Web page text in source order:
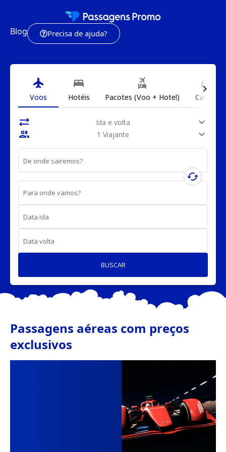
Blog Precisa de ajuda?
flight
Voos
bed
Hotéis
flights_and_hotels
Pacotes (Voo + Hotel)
directions_car
Carros
sync_alt Ida e volta
expand_more
people
1 Viajante expand_more
De onde sairemos?
cached
Para onde vamos?
Data ida
Data volta
BUSCAR
chevron_right
Passagens aéreas com preços
exclusivos